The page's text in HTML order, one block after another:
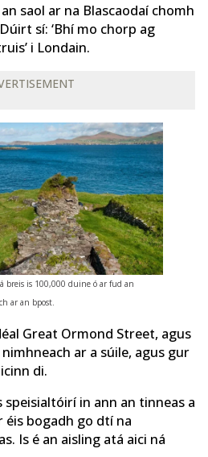
saol ar na Blascaodaí chomh
sí: ‘Bhí mo chorp ag
i Londain.
breis is 100,000 duine ó ar fud an
ar an bpost.
Great Ormond Street, agus
ar a súile, agus gur
di.
in ann an tinneas a
éis bogadh go dtí na
Is é an aisling atá aici ná